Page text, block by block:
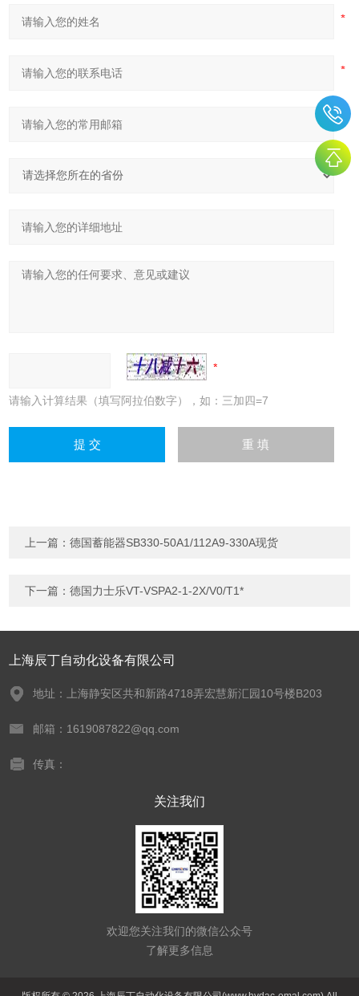
请输入计算结果（填写阿拉伯数字），如：三加四=7
上一篇：德国蓄能器SB330-50A1/112A9-330A现货
下一篇：德国力士乐VT-VSPA2-1-2X/V0/T1*
上海辰丁自动化设备有限公司
地址：上海静安区共和新路4718弄宏慧新汇园10号楼B203
邮箱：1619087822@qq.com
传真：
关注我们
欢迎您关注我们的微信公众号
了解更多信息